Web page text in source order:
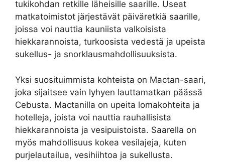
tukikohdan retkille läheisille saarille. Useat
matkatoimistot järjestävät päiväretkiä saarille,
joissa voi nauttia kauniista valkoisista
hiekkarannoista, turkoosista vedestä ja upeista
sukellus- ja snorklausmahdollisuuksista.
Yksi suosituimmista kohteista on Mactan-saari,
joka sijaitsee vain lyhyen lauttamatkan päässä
Cebusta. Mactanilla on upeita lomakohteita ja
hotelleja, joista voi nauttia rauhallisista
hiekkarannoista ja vesipuistoista. Saarella on
myös mahdollisuus kokea vesilajeja, kuten
purjelautailua, vesihiihtoa ja sukellusta.